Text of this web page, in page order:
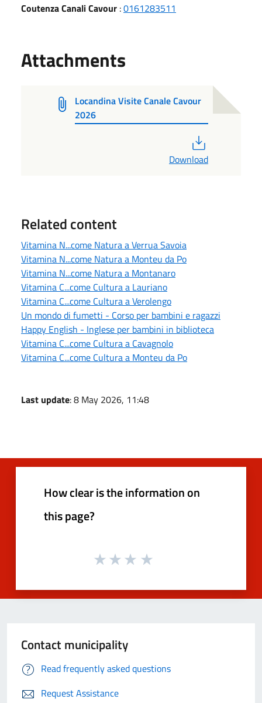
Coutenza Canali Cavour :0161283511
Attachments
Locandina Visite Canale Cavour
2026
Download
Related content
Vitamina N...come Natura a Verrua Savoia
Vitamina N...come Natura a Monteu da Po
Vitamina N...come Natura a Montanaro
Vitamina C...come Cultura a Lauriano
Vitamina C...come Cultura a Verolengo
Un mondo di fumetti - Corso per bambini e ragazzi
Happy English - Inglese per bambini in biblioteca
Vitamina C...come Cultura a Cavagnolo
Vitamina C...come Cultura a Monteu da Po
Last update: 8 May 2026, 11:48
How clear is the information on
this page?
Contact municipality
Read frequently asked questions
Request Assistance